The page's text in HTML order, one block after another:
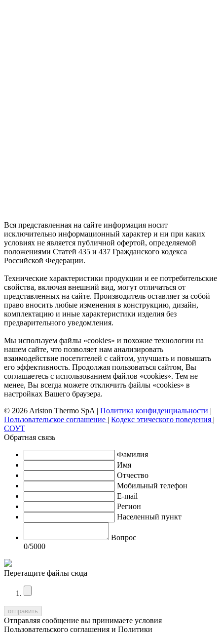
Вся представленная на сайте информация носит
исключительно информационный характер и ни при каких
условиях не является публичной офертой, определяемой
положениями Статей 435 и 437 Гражданского кодекса
Российской Федерации.
Технические характеристики продукции и ее потребительские
свойства, включая внешний вид, могут отличаться от
представленных на сайте. Производитель оставляет за собой
право вносить любые изменения в конструкцию, дизайн,
комплектацию и иные характеристики изделия без
предварительного уведомления.
Мы используем файлы «cookies» и похожие технологии на
нашем сайте, что позволяет нам анализировать
взаимодействие посетителей с сайтом, улучшать и повышать
его эффективность. Продолжая пользоваться сайтом, Вы
соглашаетесь с использованием файлов «cookies». Тем не
менее, Вы всегда можете отключить файлы «cookies» в
настройках Вашего браузера.
© 2026 Ariston Thermo SpA | Политика конфиденциальности |
Пользовательское соглашение | Кодекс этического поведения |
СОУТ
Обратная связь
Фамилия
Имя
Отчество
Мобильный телефон
E-mail
Регион
Населенный пункт
Вопрос
0/5000
Перетащите файлы сюда
Отправляя сообщение вы принимаете условия
Пользовательского соглашения и Политики